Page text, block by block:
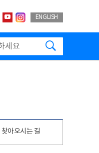
블로그
페이스북
유투브인스타그랩
ENGLISH
찾아오시는 길